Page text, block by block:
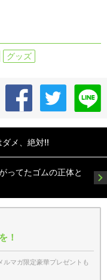
グッズ
メ、絶対!!
ってたゴムの正体と
！
マガ限定豪華プレゼントも